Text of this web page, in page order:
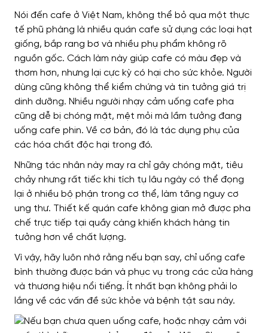
Nói đến cafe ở Việt Nam, không thể bỏ qua một thực
tế phũ phàng là nhiều quán cafe sử dụng các loại hạt
giống, bắp rang bơ và nhiều phụ phẩm không rõ
nguồn gốc. Cách làm này giúp cafe có màu đẹp và
thơm hơn, nhưng lại cực kỳ có hại cho sức khỏe. Người
dùng cũng không thể kiểm chứng và tin tưởng giá trị
dinh dưỡng. Nhiều người nhạy cảm uống cafe pha
cũng dễ bị chóng mặt, mệt mỏi mà lầm tưởng đang
uống cafe phin. Về cơ bản, đó là tác dụng phụ của
các hóa chất độc hại trong đó.
Những tác nhân này may ra chỉ gây chóng mặt, tiêu
chảy nhưng rất tiếc khi tích tụ lâu ngày có thể đọng
lại ở nhiều bộ phận trong cơ thể, làm tăng nguy cơ
ung thư. Thiết kế quán cafe không gian mở được pha
chế trực tiếp tại quầy càng khiến khách hàng tin
tưởng hơn về chất lượng.
Vì vậy, hãy luôn nhớ rằng nếu bạn say, chỉ uống cafe
bình thường được bán và phục vụ trong các cửa hàng
và thương hiệu nổi tiếng. Ít nhất bạn không phải lo
lắng về các vấn đề sức khỏe và bệnh tật sau này.